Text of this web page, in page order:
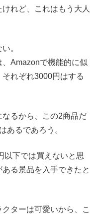
れど、これはもう大人
。
Amazonで機能的に似
れぞれ3000円はする
るから、この2商品だ
あるであろう。
以下では買えないと思
る景品を入手できたと
ターは可愛いから、こ